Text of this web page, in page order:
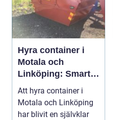
Hyra container i
Motala och
Linköping: Smart
avfallshantering
för projekt i alla
storlekar
Att hyra container i
Motala och Linköping
har blivit en självklar